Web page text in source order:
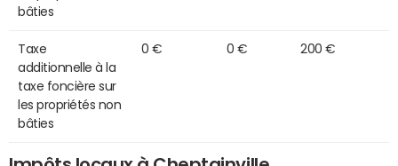
bâties
Taxe
additionnelle à la
taxe foncière sur
les propriétés non
bâties
0 € 0 € 200 €